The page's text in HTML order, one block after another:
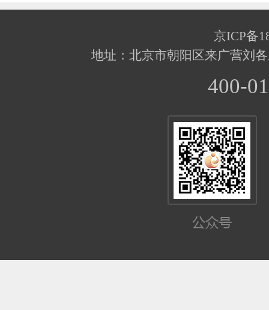
京ICP备
地址：北京市朝阳区来广营刘
400-